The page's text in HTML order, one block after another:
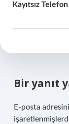
Kayıtsız
Bir yanıt
E-posta